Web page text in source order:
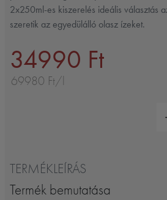
2x250ml-es kiszerelés ideális választás
szeretik az egyedülálló olasz ízeket.
34990 Ft
69980 Ft/l
TERMÉKLEÍRÁS
Termék bemutatása